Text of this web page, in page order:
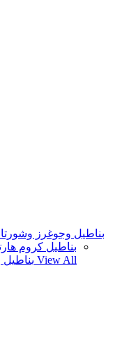
بناطيل وجوغرز
بناطيل كروم
View All